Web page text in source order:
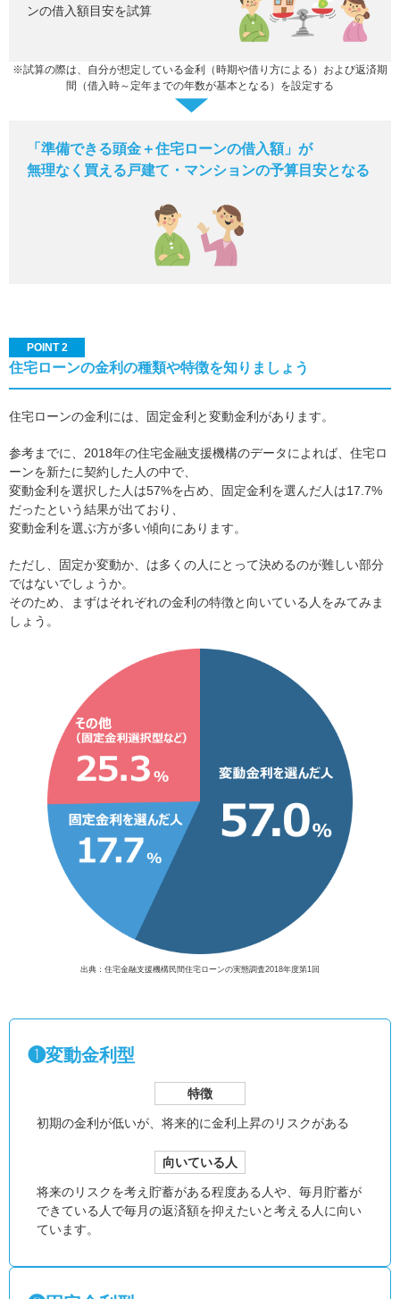
ンの借入額目安を試算
※試算の際は、自分が想定している金利（時期や借り方による）および返済期
間（借入時～定年までの年数が基本となる）を設定する
「準備できる頭金＋住宅ローンの借入額」が
無理なく買える戸建て・マンションの予算目安となる
POINT 2
住宅ローンの金利の種類や特徴を知りましょう
住宅ローンの金利には、固定金利と変動金利があります。
参考までに、2018年の住宅金融支援機構のデータによれば、住宅ロ
ーンを新たに契約した人の中で、
変動金利を選択した人は57%を占め、固定金利を選んだ人は17.7%
だったという結果が出ており、
変動金利を選ぶ方が多い傾向にあります。
ただし、固定か変動か、は多くの人にとって決めるのが難しい部分
ではないでしょうか。
そのため、まずはそれぞれの金利の特徴と向いている人をみてみま
しょう。
出典：住宅金融支援機構民間住宅ローンの実態調査2018年度第1回
❶変動金利型
特徴
初期の金利が低いが、 将来的に金利上昇のリスクがある
向いている人
将来のリスクを考え貯蓄がある程度ある人や、毎月貯蓄が
できている人で毎月の返済額を抑えたいと考える人に向い
ています。